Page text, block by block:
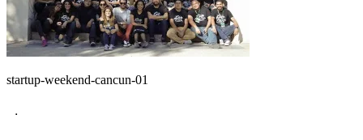
startup-weekend-cancun-01
.